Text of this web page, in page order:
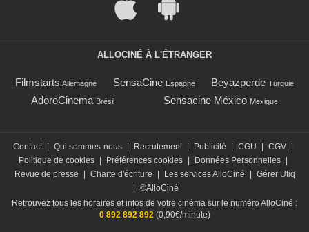
ALLOCINÉ À L'ÉTRANGER
Filmstarts Allemagne SensaCine Espagne Beyazperde Turquie
AdoroCinema Brésil Sensacine México Mexique
Contact | Qui sommes-nous | Recrutement | Publicité | CGU | CGV |
Politique de cookies | Préférences cookies | Données Personnelles |
Revue de presse
| Charte d'écriture | Les services AlloCiné | Gérer Utiq
| ©AlloCiné
Retrouvez tous les horaires et infos de votre cinéma sur le numéro AlloCiné :
0 892 892 892(0,90€/minute)